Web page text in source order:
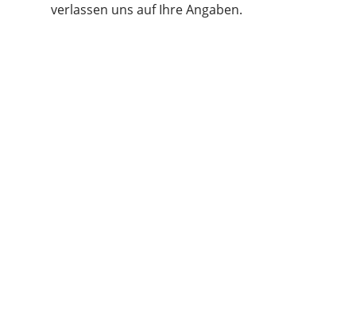
verlassen uns auf Ihre Angaben.